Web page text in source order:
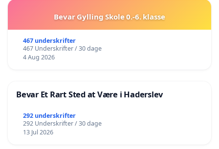
Bevar Gylling Skole 0.-6. klasse
467 underskrifter
467 Underskrifter / 30 dage
4 Aug 2026
Bevar Et Rart Sted at Være i Haderslev
292 underskrifter
292 Underskrifter / 30 dage
13 Jul 2026